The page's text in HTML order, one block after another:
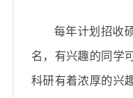
每年计划招收
名，有兴趣的同学
科研有着浓厚的兴